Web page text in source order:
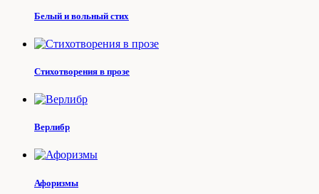
Белый и вольный стих
Стихотворения в прозе
Верлибр
Афоризмы